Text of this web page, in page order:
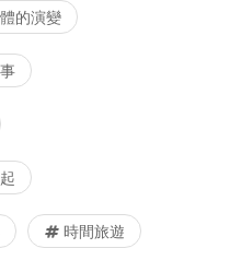
的演變
時間旅遊